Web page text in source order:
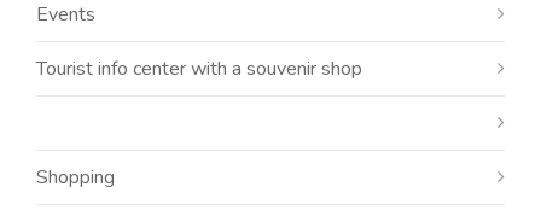
Events
Tourist info center with a souvenir shop
Shopping